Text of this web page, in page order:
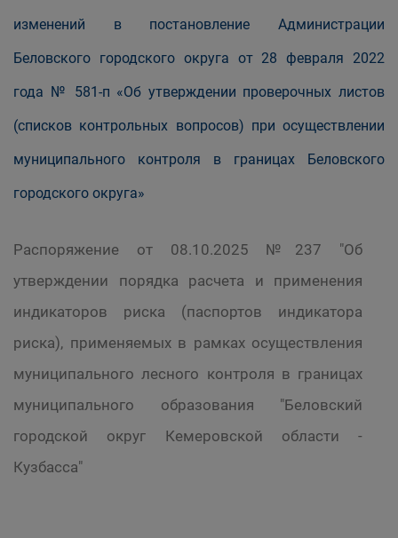
изменений в постановление Администрации
Беловского городского округа от 28 февраля 2022
года № 581-п «Об утверждении проверочных листов
(списков контрольных вопросов) при осуществлении
муниципального контроля в границах Беловского
городского округа»
Распоряжение от 08.10.2025 №237 "Об
утверждении порядка расчета и применения
индикаторов риска (паспортов индикатора
риска), применяемых в рамках осуществления
муниципального лесного контроля в границах
муниципального образования "Беловский
городской округ Кемеровской области -
Кузбасса"